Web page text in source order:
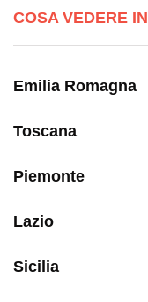
COSA VEDERE
Emilia Romagna
Toscana
Piemonte
Lazio
Sicilia